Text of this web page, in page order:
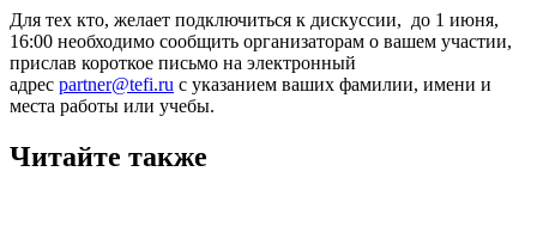
Для тех кто, желает подключиться к дискуссии, до 1 июня,
16:00 необходимо сообщить организаторам о вашем участии,
прислав короткое письмо на электронный
адрес partner@tefi.ru с указанием ваших фамилии, имени и
места работы или учебы.
Читайте также